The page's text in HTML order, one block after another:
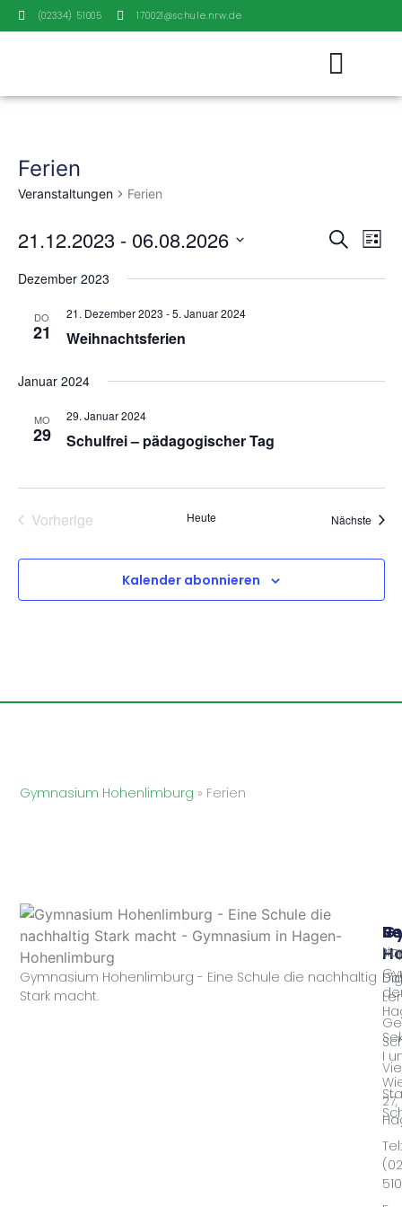
(02334) 51005 170021@schule.nrw.de
Ferien
Veranstaltungen Ferien
SucheListe
21.12.2023 - 06.08.2026
Dezember 2023
DO
21
21. Dezember 2023 -5. Januar 2024
Weihnachtsferien
Januar 2024
MO
29
29. Januar 2024
Schulfrei – pädagogischer Tag
VorherigeVeranstaltungenHeute Nächste
Kalender abonnieren
Gymnasium Hohenlimburg » Ferien
Gymnasium Hohenlimburg - Eine Schule die nachhaltig
Stark macht.
I
27,
Tel: